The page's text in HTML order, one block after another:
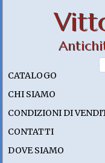
CATALOGO
CHI SIAMO
CONDIZIONI DI
CONTATTI
DOVE SIAMO